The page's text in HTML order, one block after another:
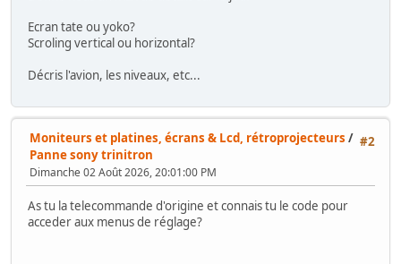
Ecran tate ou yoko?
Scroling vertical ou horizontal?
Décris l'avion, les niveaux, etc...
#2
Moniteurs et platines, écrans & Lcd, rétroprojecteurs /
Panne sony trinitron
Dimanche 02 Août 2026, 20:01:00 PM
As tu la telecommande d'origine et connais tu le code pour
acceder aux menus de réglage?